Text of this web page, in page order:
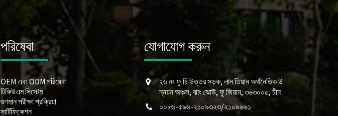
পরিষেবা
OEM এবং ODM পরিষেবা
টিকিউএম সিস্টেম
গুণমান পরীক্ষা প্রক্রিয়া
সার্টিফিকেশন
যোগাযোগ করুন
২৬ নং ফু চি উত্তর সড়ক, লান তিয়ান অর্থনৈতিক উ
ন্নয়ন অঞ্চল, ঝাং ঝোউ, ফু জিয়ান, ৩৬৩০০৫, চীন
০০৮৬-৫৯৬-২১০৯৩২৩/২১০৯৬৬১